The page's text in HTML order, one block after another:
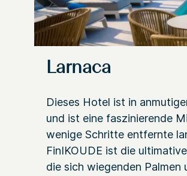
Larnaca
Dieses Hotel ist in
und ist eine faszinierende
wenige Schritte entfernte
FinIKOUDE ist die
die sich wiegenden Palmen